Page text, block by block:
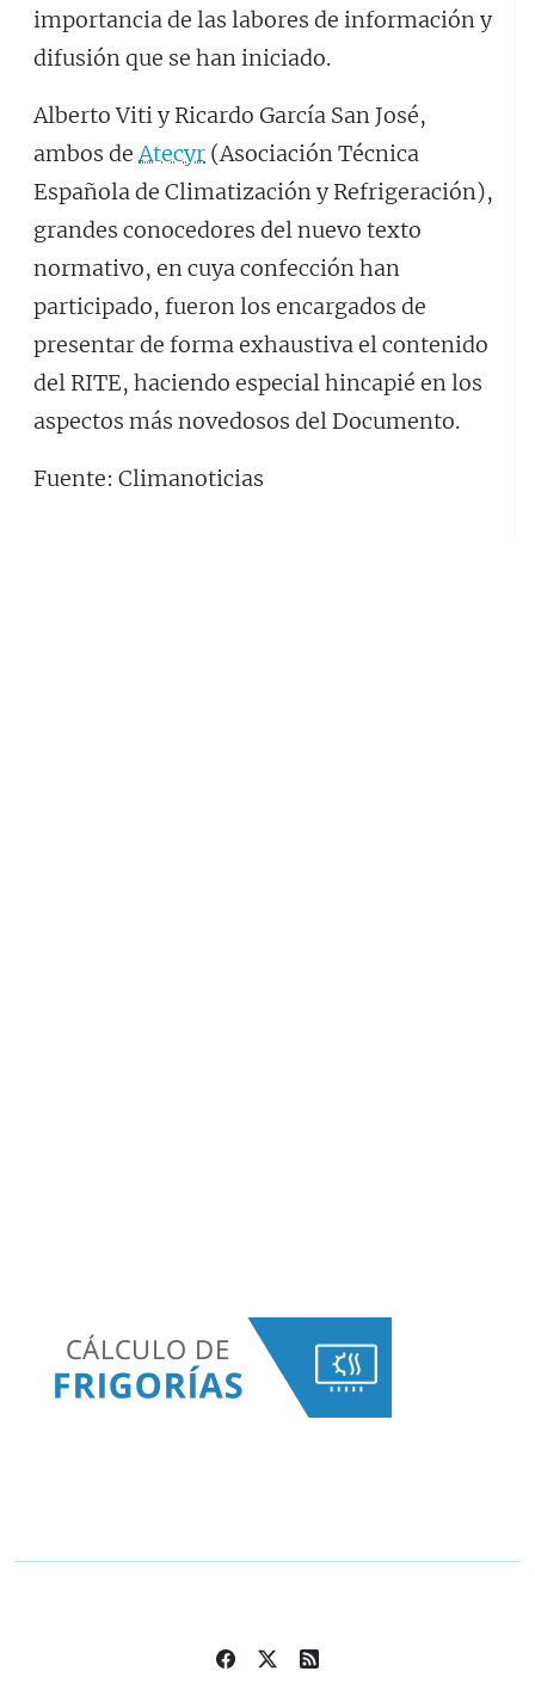
importancia de las labores de información y
difusión que se han iniciado.
Alberto Viti y Ricardo García San José,
ambos deAtecyr (Asociación Técnica
Española de Climatización y Refrigeración),
grandes conocedores del nuevo texto
normativo, en cuya confección han
participado, fueron los encargados de
presentar de forma exhaustiva el contenido
del RITE, haciendo especial hincapié en los
aspectos más novedosos del Documento.
Fuente: Climanoticias